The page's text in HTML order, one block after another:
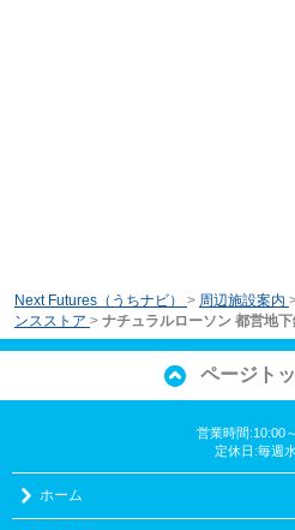
Next Futures（うちナビ） > 周辺施設案内
ンスストア > ナチュラルローソン 都営地
ページト
営業時間:10:00
定休日:毎週
ホーム